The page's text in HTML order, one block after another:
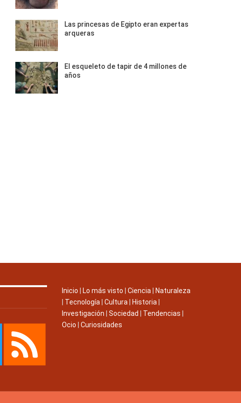
Las princesas de Egipto eran expertas
arqueras
El esqueleto de tapir de 4 millones de
años
Inicio Lo más visto Ciencia
Naturaleza
Tecnología Cultura Historia
Investigación
Sociedad Tendencias
Ocio
Curiosidades